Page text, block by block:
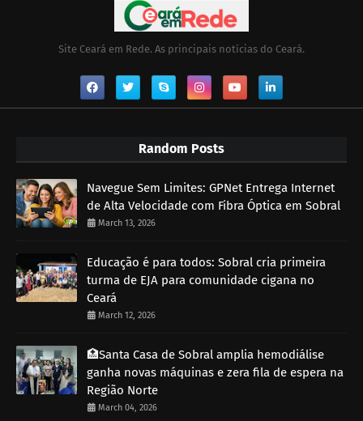
Site Ceará em Rede. As principais notícias do Ceará.
Random Posts
Navegue Sem Limites: GPNet Entrega Internet
de Alta Velocidade com Fibra Óptica em Sobral
March 13, 2026
Educação é para todos: Sobral cria primeira
turma de EJA para comunidade cigana no
Ceará
March 12, 2026
🏥Santa Casa de Sobral amplia hemodiálise
ganha novas máquinas e zera fila de espera na
Região Norte
March 04, 2026